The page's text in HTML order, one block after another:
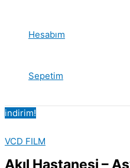
Hesabım
Sepetim
indirim!
VCD FILM